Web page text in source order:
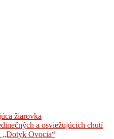
žiarovka
a osviežujúcich chutí
„Dotyk Ovocia“